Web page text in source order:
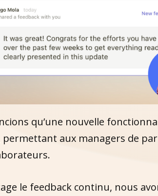
qu’une nouvelle
aux managers de
le feedback continu, nous